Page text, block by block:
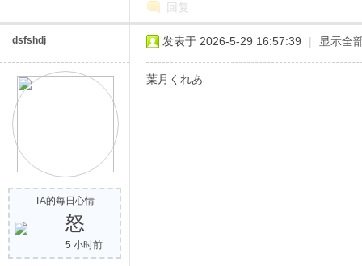
回复
dsfshdj
TA的每日心情
怒
5 小时前
发表于 2026-5-29 16:57:39 | 显示全
葉月くれあ